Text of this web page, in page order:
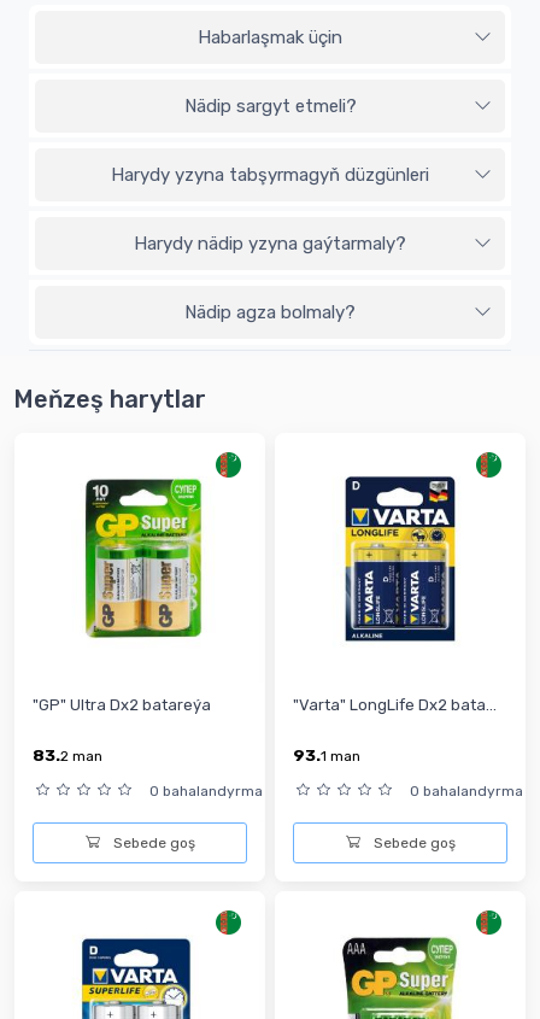
Habarlaşmak üçin
Nädip sargyt etmeli?
Harydy yzyna tabşyrmagyň düzgünleri
Harydy nädip yzyna gaýtarmaly?
Nädip agza bolmaly?
Meňzeş harytlar
"GP" Ultra Dх2 batareýa
83.2 man
0 bahalandyrma
Sebede goş
"Varta" LongLife Dх2 bata...
93.1 man
0 bahalandyrma
Sebede goş